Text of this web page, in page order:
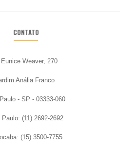
CONTATO
Eunice Weaver, 270
Anália Franco
- SP - 03333-060
Paulo: (11) 2692-2692
(15) 3500-7755